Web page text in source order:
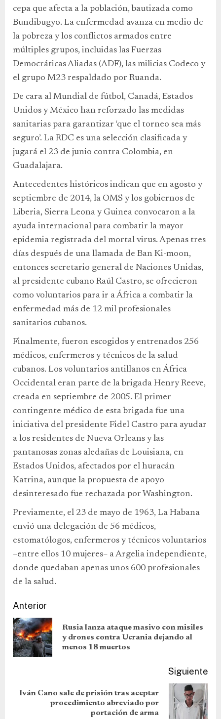
cepa que afecta a la población, bautizada como
Bundibugyo. La enfermedad avanza en medio de
la pobreza y los conflictos armados entre
múltiples grupos, incluidas las Fuerzas
Democráticas Aliadas (ADF), las milicias Codeco y
el grupo M23 respaldado por Ruanda.
De cara al Mundial de fútbol, Canadá, Estados
Unidos y México han reforzado las medidas
sanitarias para garantizar ‘que el torneo sea más
seguro’. La RDC es una selección clasificada y
jugará el 23 de junio contra Colombia, en
Guadalajara.
Antecedentes históricos indican que en agosto y
septiembre de 2014, la OMS y los gobiernos de
Liberia, Sierra Leona y Guinea convocaron a la
ayuda internacional para combatir la mayor
epidemia registrada del mortal virus. Apenas tres
días después de una llamada de Ban Ki-moon,
entonces secretario general de Naciones Unidas,
al presidente cubano Raúl Castro, se ofrecieron
como voluntarios para ir a África a combatir la
enfermedad más de 12 mil profesionales
sanitarios cubanos.
Finalmente, fueron escogidos y entrenados 256
médicos, enfermeros y técnicos de la salud
cubanos. Los voluntarios antillanos en África
Occidental eran parte de la brigada Henry Reeve,
creada en septiembre de 2005. El primer
contingente médico de esta brigada fue una
iniciativa del presidente Fidel Castro para ayudar
a los residentes de Nueva Orleans y las
pantanosas zonas aledañas de Louisiana, en
Estados Unidos, afectados por el huracán
Katrina, aunque la propuesta de apoyo
desinteresado fue rechazada por Washington.
Previamente, el 23 de mayo de 1963, La Habana
envió una delegación de 56 médicos,
estomatólogos, enfermeros y técnicos voluntarios
–entre ellos 10 mujeres– a Argelia independiente,
donde quedaban apenas unos 600 profesionales
de la salud.
Anterior
Rusia lanza ataque masivo con misiles
y drones contra Ucrania dejando al
menos 18 muertos
Siguiente
Iván Cano sale de prisión tras aceptar
procedimiento abreviado por
portación de arma